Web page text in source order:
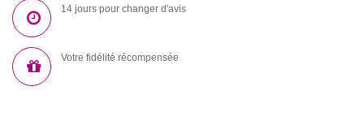
14 jours pour changer d'avis
Votre fidélité récompensée